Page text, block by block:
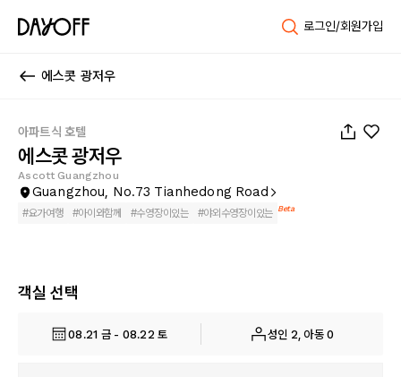
로그인/회원가입
에스콧 광저우
아파트식 호텔
에스콧 광저우
Ascott Guangzhou
Guangzhou, No.73 Tianhedong Road
#요가여행 #아이와함께 #수영장이있는 #야외수영장이있는 Beta
객실 선택
08.21 금 - 08.22 토 성인 2, 아동 0